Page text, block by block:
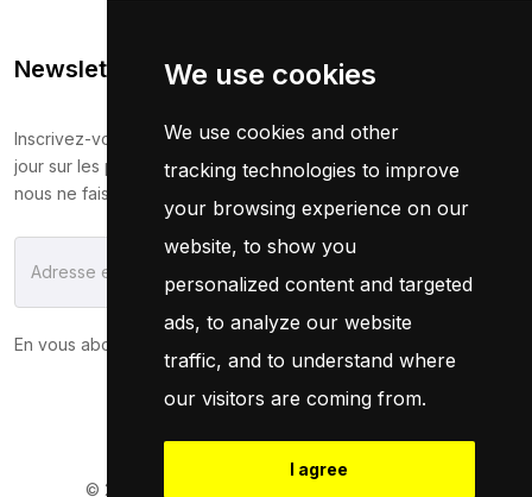
We use cookies
We use cookies and other
tracking technologies to improve
your browsing experience on our
website, to show you
personalized content and targeted
ads, to analyze our website
traffic, and to understand where
our visitors are coming from.
I agree
Newsletter
Inscrivez-vous maintenant pour recevoir les dernières mises à
jour sur les promotions et les coupons. Ne vous inquiétez pas,
nous ne faisons pas de spam !
S'Abonner
En vous abonnant, vous acceptez notre
© 2026